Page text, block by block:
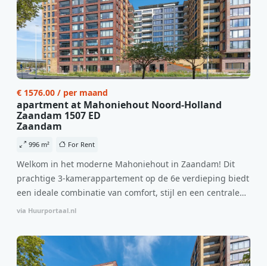
€ 1576.00 / per maand
apartment at Mahoniehout Noord-Holland
Zaandam 1507 ED
Zaandam
996 m² For Rent
Welkom in het moderne Mahoniehout in Zaandam! Dit
prachtige 3-kamerappartement op de 6e verdieping biedt
een ideale combinatie van comfort, stijl en een centrale
locatie. Met een huurprijs van €1.576 per maand
per maand is dit een geweldige kans voor professionals
die op zoek zijn naar een woning die direct beschikbaar is
via Huurportaal.nl